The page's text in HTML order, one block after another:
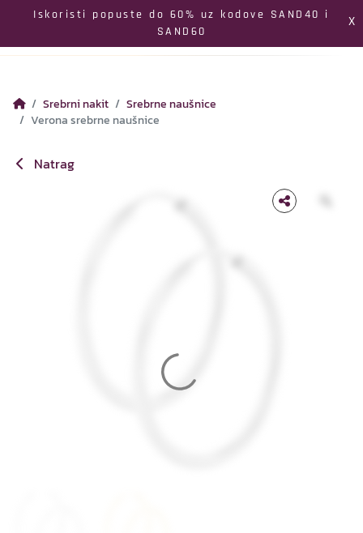
Iskoristi popuste do 60% uz kodove SAND40 i
SAND60
X
Izbornik
Profil Pretraga
Srebrni nakit
Srebrne naušnice
Verona srebrne naušnice
Natrag